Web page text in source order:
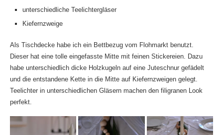
unterschiedliche Teelichtergläser
Kiefernzweige
Als Tischdecke habe ich ein Bettbezug vom Flohmarkt benutzt.
Dieser hat eine tolle eingefasste Mitte mit feinen Stickereien. Dazu
habe unterschiedlich dicke Holzkugeln auf eine Juteschnur gefädelt
und die entstandene Kette in die Mitte auf Kiefernzweigen gelegt.
Teelichter in unterschiedlichen Gläsern machen den filigranen Look
perfekt.